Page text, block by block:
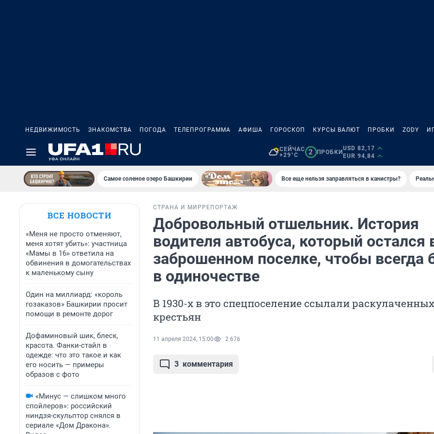
НЕДВИЖИМОСТЬ ЗНАКОМСТВА ПОГОДА ТЕЛЕПРОГРАММА АФИША ГОРОСКОП КУРСЫ ВАЛЮТ ПРОБКИ ZODY
СЕЙЧАС
+29°C
2 ПРОБКИ
USD 82,17
EUR 94,84
Самое соленое озеро Башкирии Все еще нельзя заправляться в канистры?
ВСЕ НОВОСТИ
«Меня не просто отменяют,
меня хотят убить»: участница
«Мамы в 16» ответила на
обвинения в домогательствах
к маленькому сыну
Один на миллиард: «король
гозаказов» Башкирии просит
помощи в ремонте дорог
Дофаминовый шик, блеск,
красота. Фанки-стайл в
одежде: что это такое и как
его носить — примеры
образов с фото
«Минус — слишком много
спойлеров»: российский
ниндзя-скульптор снялся в
сериале «Дом Дракона».
СТРАНА И МИР РЕПОРТАЖ
Добровольный отшельник. История
водителя автобуса, который остался
заброшенном поселке, чтобы всегда
в одиночестве
В 1930-х в это спецпоселение ссылали раскулаченных
крестьян
11 апреля 2024, 15:00 2 676
3 комментария